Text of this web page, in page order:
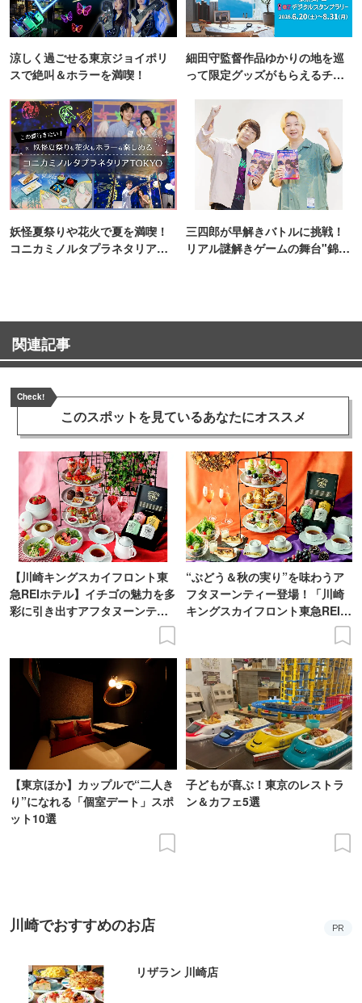
涼しく過ごせる東京ジョイポリ
スで絶叫＆ホラーを満喫！
細田守監督作品ゆかりの地を巡
って限定グッズがもらえるチャ
妖怪夏祭りや花火で夏を満喫！
コニカミノルタプラネタリア
三四郎が早解きバトルに挑戦！
リアル謎解きゲームの舞台"錦糸
関連記事
Check!
このスポットを見ているあなたにオススメ
【川崎キングスカイフロント東
急REIホテル】イチゴの魅力を多
彩に引き出すアフタヌーンティ
“ぶどう＆秋の実り”を味わうア
フタヌーンティー登場！「川崎
キングスカイフロント東急REIホ
【東京ほか】カップルで“二人き
り”になれる「個室デート」スポ
ット10選
子どもが喜ぶ！東京のレストラ
ン＆カフェ5選
川崎でおすすめのお店 PR
リザラン 川崎店